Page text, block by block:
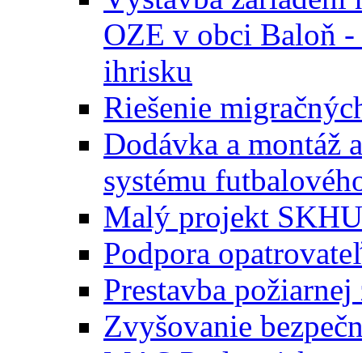
OZE v obci Baloň
ihrisku
Riešenie
Dodávka a montáž
systému
Malý projekt
Podpora
Prestavba
Zvyšovanie